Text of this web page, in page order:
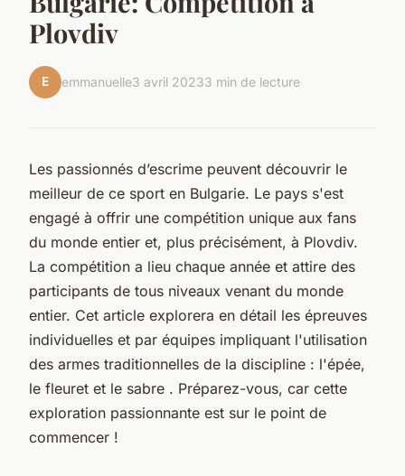
Plovdiv
E emmanuelle3 avril 20233 min de lecture
Les passionnés d’escrime peuvent découvrir le
meilleur de ce sport en Bulgarie. Le pays s'est
engagé à offrir une compétition unique aux fans
du monde entier et, plus précisément, à Plovdiv.
La compétition a lieu chaque année et attire des
participants de tous niveaux venant du monde
entier. Cet article explorera en détail les épreuves
individuelles et par équipes impliquant l'utilisation
des armes traditionnelles de la discipline : l'épée,
le fleuret et le sabre . Préparez-vous, car cette
exploration passionnante est sur le point de
commencer !